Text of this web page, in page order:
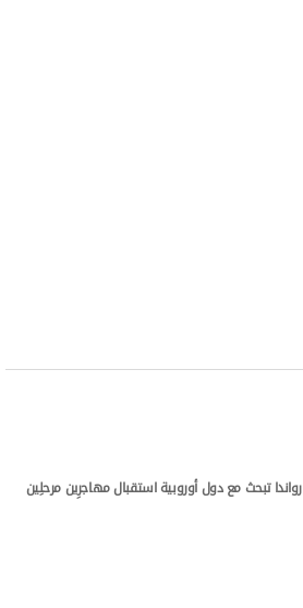
رواندا تبحث مع دول أوروبية استقبال مهاجرِين مرحلِين